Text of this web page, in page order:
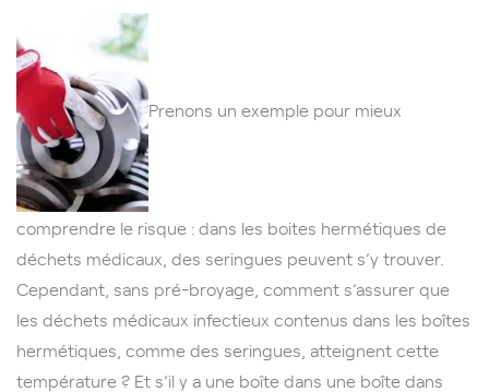
Prenons un exemple pour mieux
comprendre le risque : dans les boites hermétiques de
déchets médicaux, des seringues peuvent s’y trouver.
Cependant, sans pré-broyage, comment s’assurer que
les déchets médicaux infectieux contenus dans les boîtes
hermétiques, comme des seringues, atteignent cette
température ? Et s’il y a une boîte dans une boîte dans